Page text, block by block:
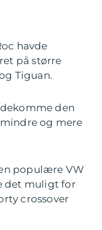
havde
på større
Tiguan.
den
og mere
populære VW
det muligt for
crossover